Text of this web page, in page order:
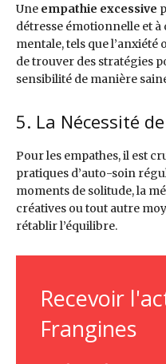
Une empathie excessive
détresse émotionnelle et à
mentale, tels que l’anxiété
de trouver des stratégies
sensibilité de manière
5. La Nécessité
Pour les empathes, il est
pratiques d’auto-soin
moments de solitude, la
créatives ou tout autre
rétablir l’équilibre.
Recevoir
Frangines